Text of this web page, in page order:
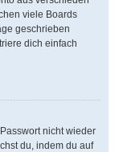
viele Boards
geschrieben
dich einfach
nicht wieder
du, indem du auf